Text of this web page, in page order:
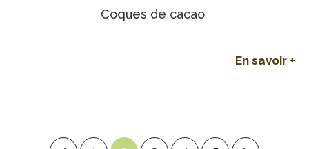
Coques de cacao
En savoir +